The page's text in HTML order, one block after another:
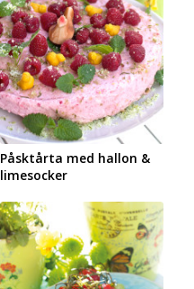
Påsktårta med hallon &
limesocker